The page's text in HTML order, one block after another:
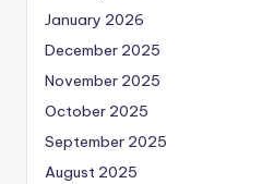
January 2026
December 2025
November 2025
October 2025
September 2025
August 2025